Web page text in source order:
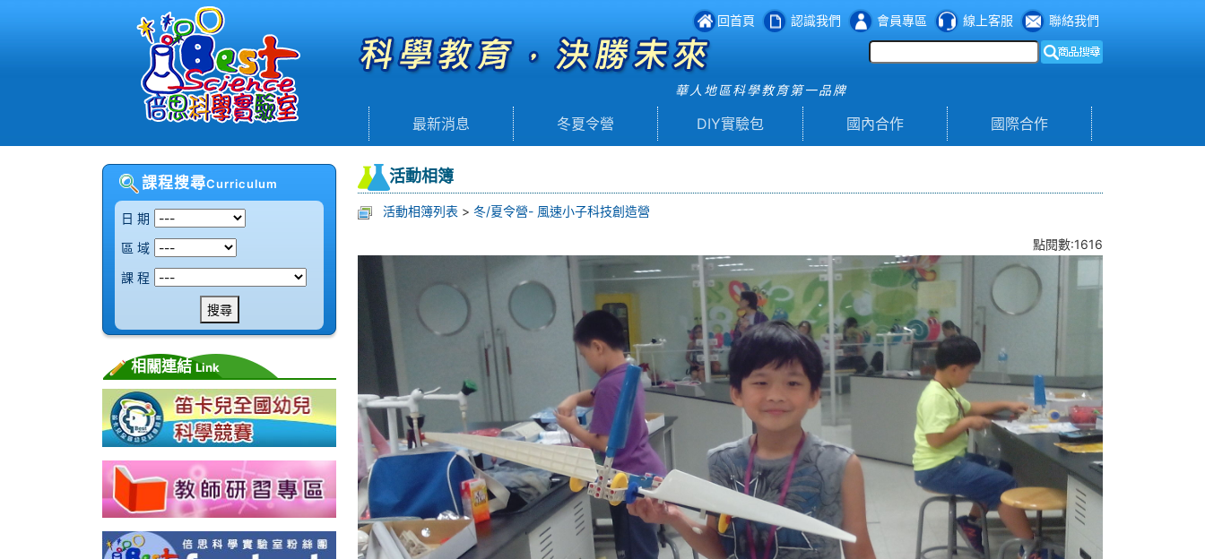
回首頁 認識我們 會員專區 線上客服 聯絡我們
華人地區科學教育第一品牌
最新消息 冬夏令營 DIY實驗包 國內合作 國際合作
活動相簿
活動相簿列表 > 冬/夏令營- 風速小子科技創造營
點閱數:1616
課程搜尋Curriculum
日 期
區 域
課 程
搜尋
相關連結Link